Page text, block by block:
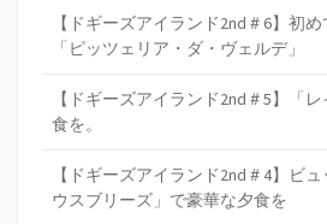
【ドギーズアイランド2nd＃6】初
「ピッツェリア・ダ・ヴェルデ」
【ドギーズアイランド2nd＃5】「
食を。
【ドギーズアイランド2nd＃4】ビ
ウスブリーズ」で豪華な夕食を